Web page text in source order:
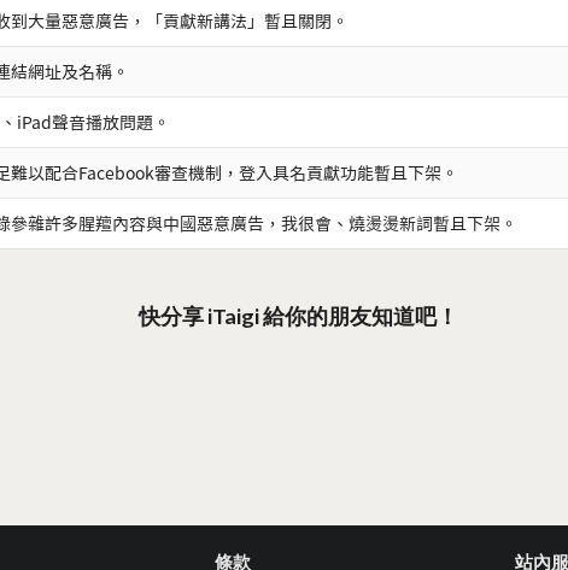
到大量惡意廣告，「貢獻新講法」暫且關閉。
結網址及名稱。
iPad聲音播放問題。
難以配合Facebook審查機制，登入具名貢獻功能暫且下架。
參雜許多腥羶內容與中國惡意廣告，我很會、燒燙燙新詞暫且下架。
快分享 iTaigi 給你的朋友知道吧！
條款 站內